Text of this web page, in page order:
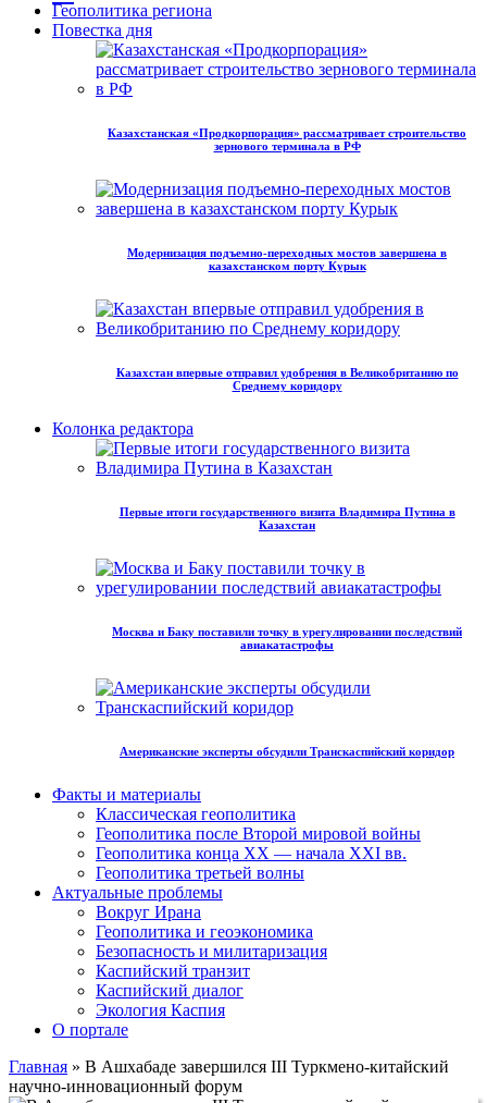
Геополитика региона
Повестка дня
Казахстанская «Продкорпорация» рассматривает строительство
зернового терминала в РФ
Модернизация подъемно-переходных мостов завершена в
казахстанском порту Курык
Казахстан впервые отправил удобрения в Великобританию по
Среднему коридору
Колонка редактора
Первые итоги государственного визита Владимира Путина в
Казахстан
Москва и Баку поставили точку в урегулировании последствий
авиакатастрофы
Американские эксперты обсудили Транскаспийский коридор
Факты и материалы
Классическая геополитика
Геополитика после Второй мировой войны
Геополитика конца XX — начала XXI вв.
Геополитика третьей волны
Актуальные проблемы
Вокруг Ирана
Геополитика и геоэкономика
Безопасность и милитаризация
Каспийский транзит
Каспийский диалог
Экология Каспия
О портале
Главная » В Ашхабаде завершился III Туркмено-китайский
научно-инновационный форум